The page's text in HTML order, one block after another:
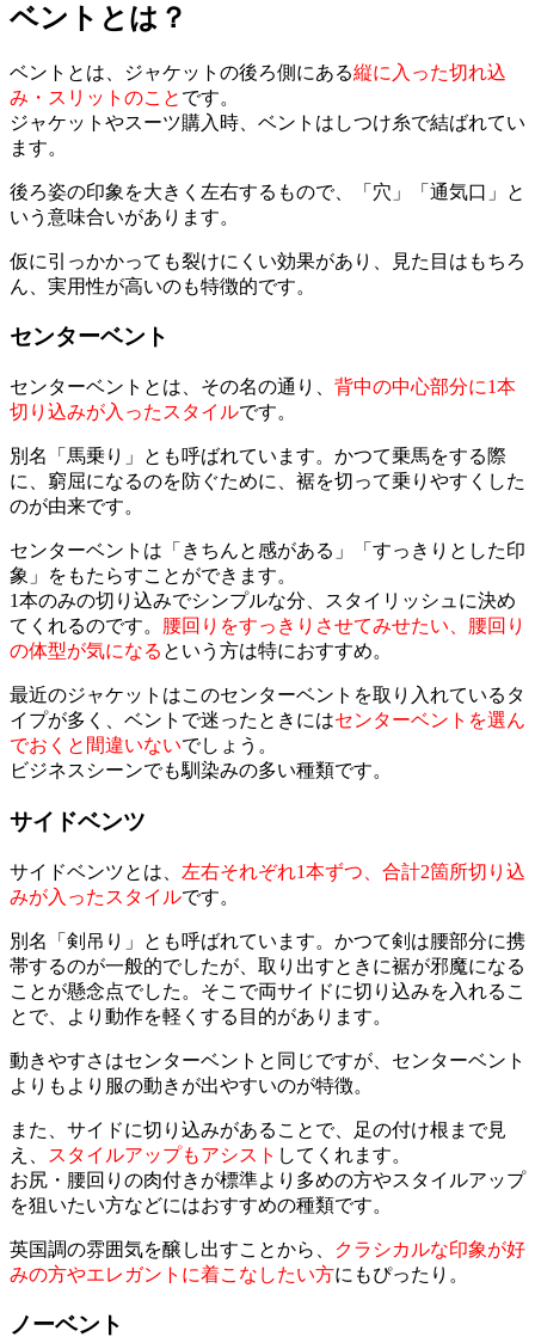
ベントとは？
ベントとは、ジャケットの後ろ側にある縦に入った切れ込
み・スリットのこと です。
ジャケットやスーツ購入時、ベントはしつけ糸で結ばれてい
ます。
後ろ姿の印象を大きく左右するもので、「穴」「通気口」と
いう意味合いがあります。
仮に引っかかっても裂けにくい効果があり、見た目はもちろ
ん、実用性が高いのも特徴的です。
センターベント
センターベントとは、その名の通り、 背中の中心部分に1本
切り込みが入ったスタイルです。
別名「馬乗り」とも呼ばれています。かつて乗馬をする際
に、窮屈になるのを防ぐために、裾を切って乗りやすくした
のが由来です。
センターベントは「きちんと感がある」「すっきりとした印
象」をもたらすことができます。
1本のみの切り込みでシンプルな分、スタイリッシュに決め
てくれるのです。 腰回りをすっきりさせてみせたい、腰回り
の体型が気になる という方は特におすすめ。
最近のジャケットはこのセンターベントを取り入れているタ
イプが多く、ベントで迷ったときにはセンターベントを選ん
でおくと間違いないでしょう。
ビジネスシーンでも馴染みの多い種類です。
サイドベンツ
サイドベンツとは、 左右それぞれ1本ずつ、合計2箇所切り込
みが入ったスタイルです。
別名「剣吊り」とも呼ばれています。かつて剣は腰部分に携
帯するのが一般的でしたが、取り出すときに裾が邪魔になる
ことが懸念点でした。そこで両サイドに切り込みを入れるこ
とで、より動作を軽くする目的があります。
動きやすさはセンターベントと同じですが、センターベント
よりもより服の動きが出やすいのが特徴。
また、サイドに切り込みがあることで、足の付け根まで見
え、
スタイルアップもアシスト してくれます。
お尻・腰回りの肉付きが標準より多めの方やスタイルアップ
を狙いたい方などにはおすすめの種類です。
英国調の雰囲気を醸し出すことから、
クラシカルな印象が好
みの方やエレガントに着こなしたい方にもぴったり。
ノーベント